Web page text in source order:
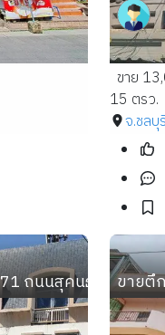
ขาย
15 ตรว.
จ.ชลบุ
ถนนสุคนธสวัสดิ์ เนื้อ
ขายตึ